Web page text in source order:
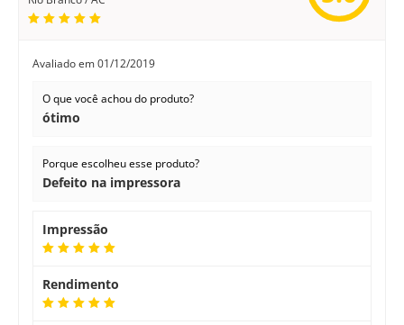
Avaliado em01/12/2019
O que você achou do produto?
ótimo
Porque escolheu esse produto?
Defeito na impressora
Impressão
Rendimento